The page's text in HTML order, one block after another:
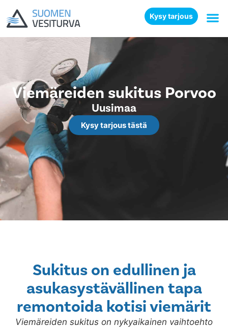
Kysy tarjous
Viemäreiden sukitus Porvoo
Uusimaa
Kysy tarjous tästä
Sukitus on edullinen ja
asukasystävällinen tapa
remontoida kotisi viemärit
Viemäreiden sukitus on nykyaikainen vaihtoehto